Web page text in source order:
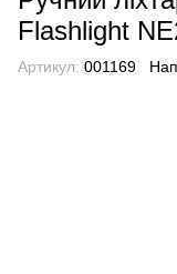
Flashlight
Артикул: 001169